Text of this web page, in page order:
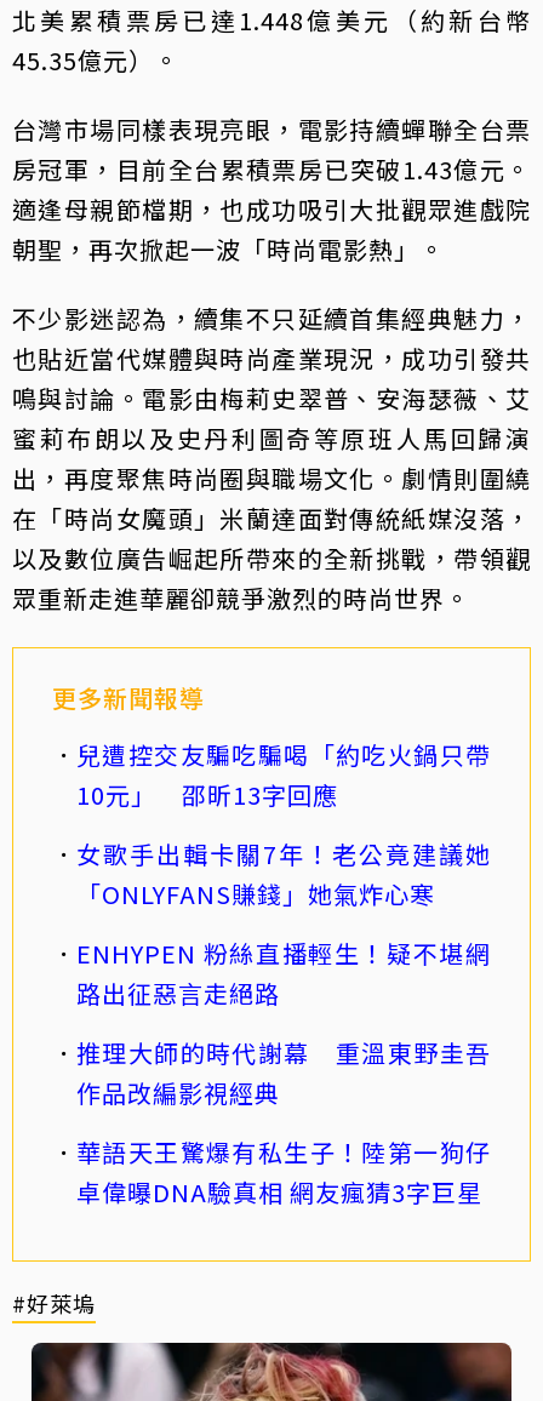
北美累積票房已達1.448億美元（約新台幣
45.35億元）。
台灣市場同樣表現亮眼，電影持續蟬聯全台票
房冠軍，目前全台累積票房已突破1.43億元。
適逢母親節檔期，也成功吸引大批觀眾進戲院
朝聖，再次掀起一波「時尚電影熱」。
不少影迷認為，續集不只延續首集經典魅力，
也貼近當代媒體與時尚產業現況，成功引發共
鳴與討論。電影由梅莉史翠普、安海瑟薇、艾
蜜莉布朗以及史丹利圖奇等原班人馬回歸演
出，再度聚焦時尚圈與職場文化。劇情則圍繞
在「時尚女魔頭」米蘭達面對傳統紙媒沒落，
以及數位廣告崛起所帶來的全新挑戰，帶領觀
眾重新走進華麗卻競爭激烈的時尚世界。
更多新聞報導
兒遭控交友騙吃騙喝「約吃火鍋只帶
10元」 邵昕13字回應
女歌手出輯卡關7年！老公竟建議她
「ONLYFANS賺錢」她氣炸心寒
ENHYPEN 粉絲直播輕生！疑不堪網
路出征惡言走絕路
推理大師的時代謝幕 重溫東野圭吾
作品改編影視經典
華語天王驚爆有私生子！陸第一狗仔
卓偉曝DNA驗真相 網友瘋猜3字巨星
#好萊塢